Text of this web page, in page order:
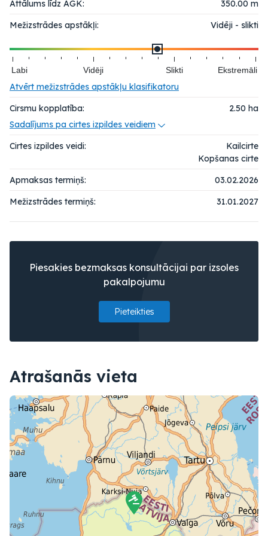
Attālums līdz AGK:
350.00 m
Mežizstrādes apstākļi:
Vidēji - slikti
Labi Vidēji Slikti Ekstremāli
Atvērt mežizstrādes apstākļu klasifikatoru
Cirsmu kopplatība:
2.50 ha
Sadalījums pa cirtes izpildes veidiem
Cirtes izpildes veidi:
Kailcirte
Kopšanas cirte
Apmaksas termiņš:
03.02.2026
Mežizstrādes termiņš:
31.01.2027
Piesakies bezmaksas konsultācijai par izsoles
pakalpojumu
Pieteikties
Atrašanās vieta